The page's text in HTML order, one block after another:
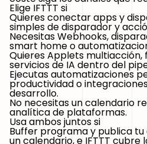
Elige IFTTT si
Quieres conectar apps y
simples de disparador y
Necesitas Webhooks,
smart home o
Quieres Applets multiacción,
servicios de IA dentro del
Ejecutas automatizaciones
productividad o
desarrollo.
No necesitas un calendario
analítica de plataformas.
Usa ambos juntos si
Buffer programa y publica
un calendario, e IFTTT cubre